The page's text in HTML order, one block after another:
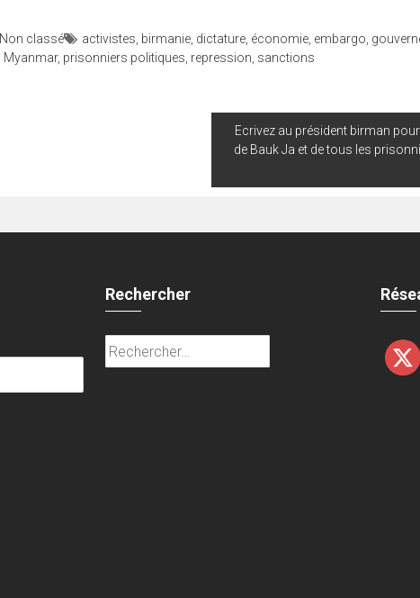
Non classé activistes birmanie dictature économie embargo
Myanmar, prisonniers politiques repression sanctions
Ecrivez au président birman
de Bauk Ja et de tous les
Rechercher
Rechercher :